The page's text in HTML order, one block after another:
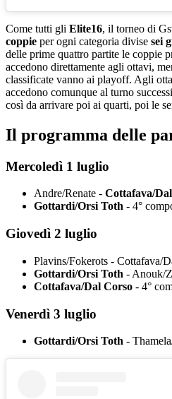
Come tutti gli Elite16, il torneo di
coppie per ogni categoria divise sei
delle prime quattro partite le coppie
accedono direttamente agli ottavi,
classificate vanno ai playoff. Agli
accedono comunque al turno
così da arrivare poi ai quarti, poi le
Il programma delle
Mercoledì 1 luglio
Andre/Renate - Cottafava/
Gottardi/Orsi Toth - 4°
Giovedì 2 luglio
Plavins/Fokerots - Cottafava/
Gottardi/Orsi Toth - Anouk/
Cottafava/Dal Corso - 4°
Venerdì 3 luglio
Gottardi/Orsi Toth -